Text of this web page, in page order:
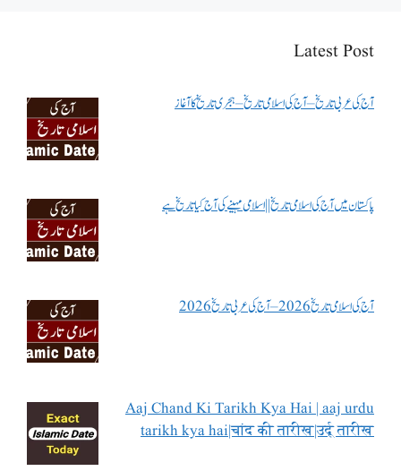
Latest Post
آج کی عربی تاریخ – آج کی اسلامی تاریخ – ہجری تاریخ کا آغاز
پاکستان میں آج کی اسلامی تاریخ || اسلامی مہینے کی آج کیا تاریخ ہے
آج کی اسلامی تاریخ 2026 – آج کی عربی تاریخ 2026
Aaj Chand Ki Tarikh Kya Hai | aaj urdu
tarikh kya hai|चांद की तारीख|उर्दू तारीख